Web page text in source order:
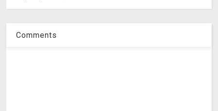
Comments